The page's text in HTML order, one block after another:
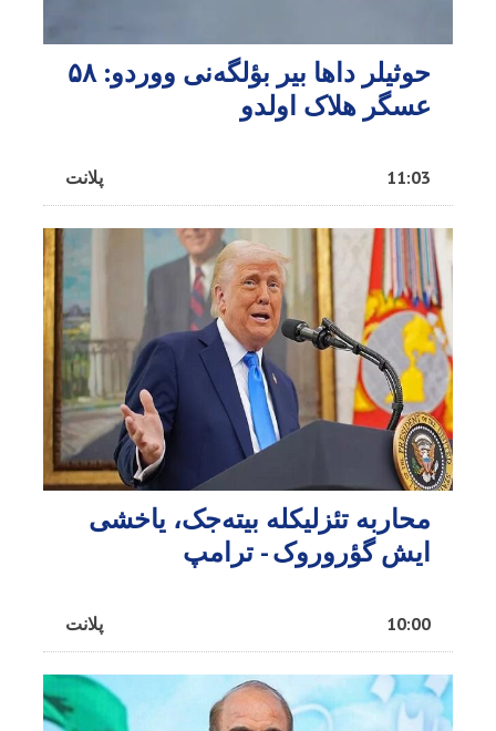
حوثیلر داها بیر بؤلگه‌نی ووردو: ۵۸
عسگر هلاک اولدو
پلانت 11:03
محاربه تئزلیکله بیته‌جک، یاخشی
ایش گؤروروک - ترامپ
پلانت 10:00